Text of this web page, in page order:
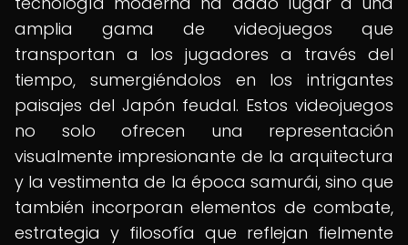
amplia gama de videojuegos que
transportan a los jugadores a través del
tiempo, sumergiéndolos en los intrigantes
paisajes del Japón feudal. Estos videojuegos
no solo ofrecen una representación
visualmente impresionante de la arquitectura
y la vestimenta de la época samurái, sino que
también incorporan elementos de combate,
estrategia y filosofía que reflejan fielmente